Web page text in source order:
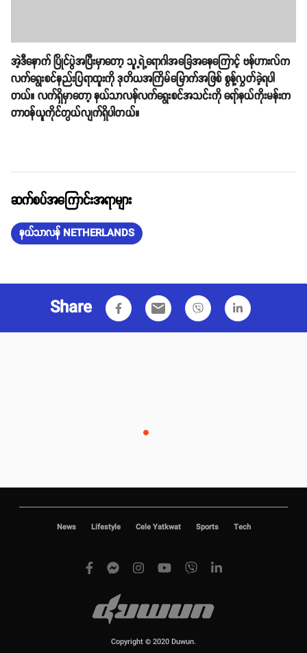
အဲ့ဒီနောက် ပြိုင်ပွဲအပြီးမှာတော့ သူ့ရဲ့ရောဂါအခြေအနေကြောင့် ဗန်ဟားလ်က
လက်ရွေးစင်နည်းပြရာထူးကို ဒုတိယအကြိမ်မြောက်အဖြစ် စွန့်လွှတ်ခဲ့ရပါ
တယ်။ လက်ရှိမှာတော့ နယ်သာလန်လက်ရွေးစင်အသင်းကို ရော်နယ်ကိုးမန်းက
တာဝန်ယူကိုင်တွယ်လျက်ရှိပါတယ်။
ဆက်စပ်အကြောင်းအရာများ
နယ်သာလန် NETHERLANDS
Share email
News Lifestyle Cele Yatkwat Sports Tech
Copyright © 2020 Duwun.